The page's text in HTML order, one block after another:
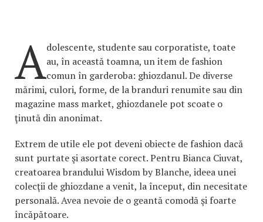
Adolescente, studente sau corporatiste, toate
au, în această toamna, un item de fashion
comun în garderoba: ghiozdanul. De diverse
mărimi, culori, forme, de la branduri renumite sau din
magazine mass market, ghiozdanele pot scoate o
ţinută din anonimat.
Extrem de utile ele pot deveni obiecte de fashion dacă
sunt purtate şi asortate corect. Pentru Bianca Ciuvat,
creatoarea brandului Wisdom by Blanche, ideea unei
colecţii de ghiozdane a venit, la început, din necesitate
personală. Avea nevoie de o geantă comodă şi foarte
încăpătoare.